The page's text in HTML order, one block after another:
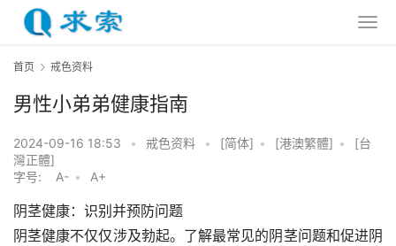
首页 戒色资料
男性小弟弟健康指南
2024-09-16 18:53 • 戒色资料 • [简体] • [港澳繁體] •
[台
灣正體]
字号:
A- • A+
阴茎健康：识别并预防问题
阴茎健康不仅仅涉及勃起。了解最常见的阴茎问题和促进阴